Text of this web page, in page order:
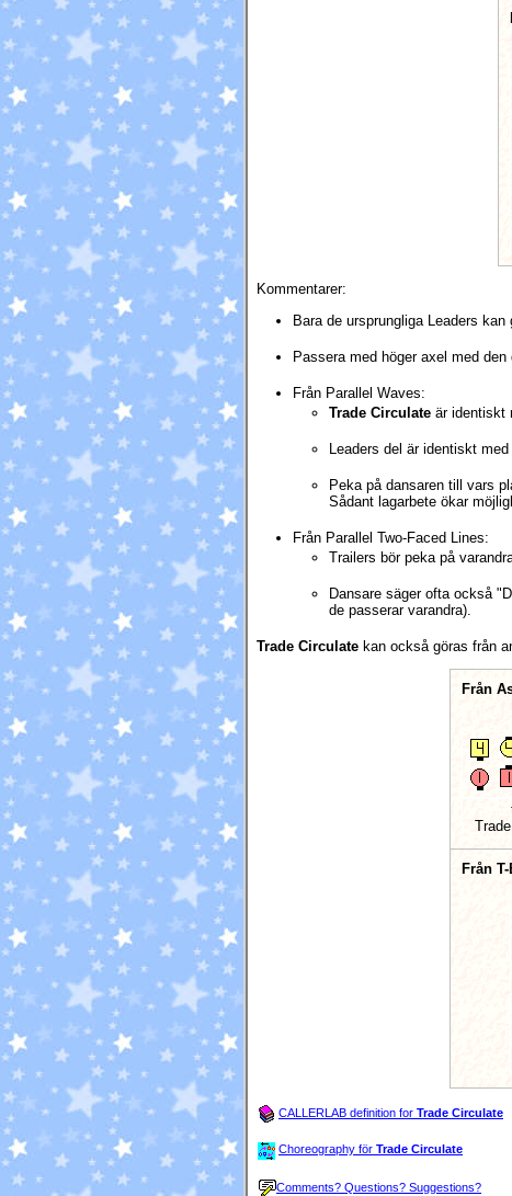
Kommentarer:
Bara de ursprungliga Leaders kan
Passera med höger axel med
Från Parallel Waves:
Trade Circulate är identiskt
Leaders del är identiskt med
Peka på dansaren till vars
Sådant lagarbete ökar
Från Parallel Two-Faced Lines:
Trailers bör peka på
Dansare säger ofta också
de passerar varandra).
Trade Circulate kan också göras från
Från
Från
CALLERLAB definition for Trade Circulate
Choreography för Trade Circulate
Comments? Questions? Suggestions?